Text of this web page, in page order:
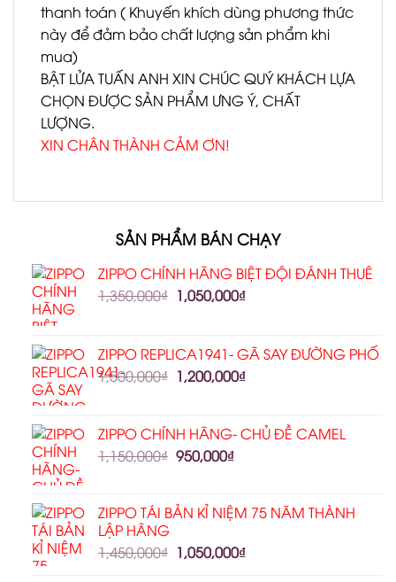
thanh toán ( Khuyến khích dùng phương thức
này để đảm bảo chất lượng sản phẩm khi
mua)
BẬT LỬA TUẤN ANH XIN CHÚC QUÝ KHÁCH LỰA
CHỌN ĐƯỢC SẢN PHẨM ƯNG Ý, CHẤT
LƯỢNG.
XIN CHÂN THÀNH CẢM ƠN!
SẢN PHẨM BÁN CHẠY
ZIPPO CHÍNH HÃNG BIỆT ĐỘI ĐÁNH THUÊ
1,350,000₫ 1,050,000₫
ZIPPO REPLICA1941- GÃ SAY ĐƯỜNG PHỐ
1,500,000₫ 1,200,000₫
ZIPPO CHÍNH HÃNG- CHỦ ĐỀ CAMEL
1,150,000₫ 950,000₫
ZIPPO TÁI BẢN KỈ NIỆM 75 NĂM THÀNH
LẬP HÃNG
1,450,000₫ 1,050,000₫